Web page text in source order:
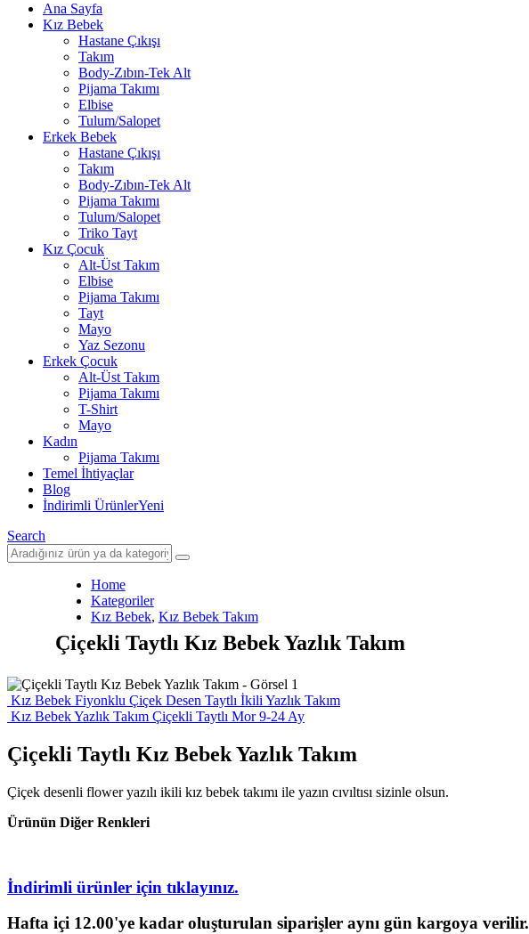
Ana Sayfa
Kız Bebek
Hastane Çıkışı
Takım
Body-Zıbın-Tek Alt
Pijama Takımı
Elbise
Tulum/Salopet
Erkek Bebek
Hastane Çıkışı
Takım
Body-Zıbın-Tek Alt
Pijama Takımı
Tulum/Salopet
Triko Tayt
Kız Çocuk
Alt-Üst Takım
Elbise
Pijama Takımı
Tayt
Mayo
Yaz Sezonu
Erkek Çocuk
Alt-Üst Takım
Pijama Takımı
T-Shirt
Mayo
Kadın
Pijama Takımı
Temel İhtiyaçlar
Blog
İndirimli ÜrünlerYeni
Search
Home
Kategoriler
Kız Bebek, Kız Bebek Takım
Çiçekli Taytlı Kız Bebek Yazlık Takım
Kız Bebek Fiyonklu Çiçek Desen Taytlı İkili Yazlık Takım
Kız Bebek Yazlık Takım Çiçekli Taytlı Mor 9-24 Ay
Çiçekli Taytlı Kız Bebek Yazlık Takım
Çiçek desenli flower yazılı ikili kız bebek takımı ile yazın cıvıltısı sizinle olsun.
Ürünün Diğer Renkleri
İndirimli ürünler için tıklayınız.
Hafta içi 12.00'ye kadar oluşturulan siparişler aynı gün kargoya verilir.